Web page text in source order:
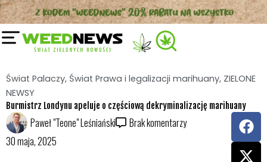
Przejdź
do
treści
Świat Palaczy, Świat Prawa i legalizacji marihuany, ZIELONE
NEWSY
Burmistrz Londynu apeluje o częściową dekryminalizację marihuany
Paweł "Teone" Leśniański
Brak komentarzy
30 maja, 2025
F
a
c
X
-
t